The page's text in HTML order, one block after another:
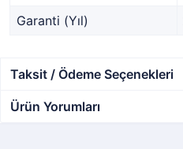
Garanti (Yıl)
Taksit / Ödeme Seçenekleri
Ürün Yorumları